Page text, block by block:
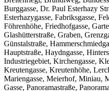
Burggasse, Dr. Paul Esterhazy
Esterhazygasse, Fabriksgasse,
Föhrenhöhe, Friedhofgasse,
Glashütterstraße, Graben,
Günstalstraße,
Hauptstraße, Haydngasse,
Industriegebiet, Kirchengasse,
Kreutengasse, Kreutenhöhe,
Mariengasse, Meierhof, Miniau,
Gasse, Panoramastraße,